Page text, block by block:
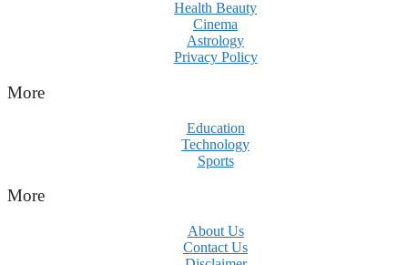
Health Beauty
Cinema
Astrology
Privacy Policy
More
Education
Technology
Sports
More
About Us
Contact Us